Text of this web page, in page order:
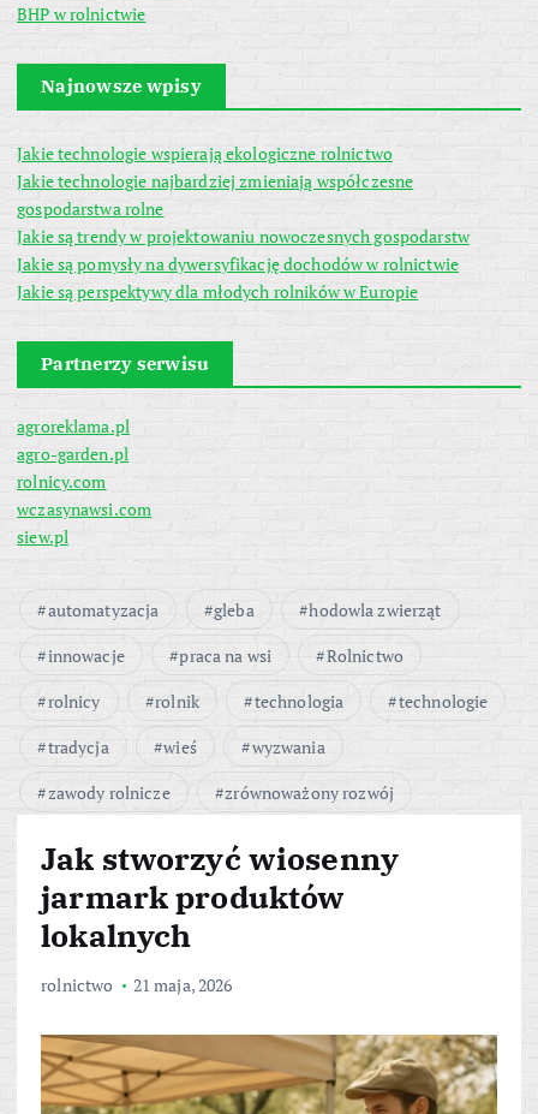
BHP w rolnictwie
Najnowsze wpisy
Jakie technologie wspierają ekologiczne rolnictwo
Jakie technologie najbardziej zmieniają współczesne
gospodarstwa rolne
Jakie są trendy w projektowaniu nowoczesnych gospodarstw
Jakie są pomysły na dywersyfikację dochodów w rolnictwie
Jakie są perspektywy dla młodych rolników w Europie
Partnerzy serwisu
agroreklama.pl
agro-garden.pl
rolnicy.com
wczasynawsi.com
siew.pl
automatyzacja gleba
hodowla zwierząt
innowacje
praca na wsi
Rolnictwo
rolnicy
rolnik technologia
technologie
tradycja
wieś
wyzwania
zawody rolnicze
zrównoważony rozwój
Jak stworzyć wiosenny
jarmark produktów
lokalnych
rolnictwo 21 maja, 2026